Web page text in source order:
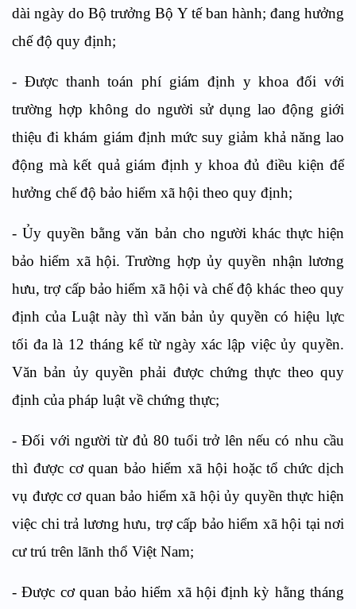
dài ngày do Bộ trưởng Bộ Y tế ban hành; đang hưởng
chế độ quy định;
- Được thanh toán phí giám định y khoa đối với
trường hợp không do người sử dụng lao động giới
thiệu đi khám giám định mức suy giảm khả năng lao
động mà kết quả giám định y khoa đủ điều kiện để
hưởng chế độ bảo hiểm xã hội theo quy định;
- Ủy quyền bằng văn bản cho người khác thực hiện
bảo hiểm xã hội. Trường hợp ủy quyền nhận lương
hưu, trợ cấp bảo hiểm xã hội và chế độ khác theo quy
định của Luật này thì văn bản ủy quyền có hiệu lực
tối đa là 12 tháng kể từ ngày xác lập việc ủy quyền.
Văn bản ủy quyền phải được chứng thực theo quy
định của pháp luật về chứng thực;
- Đối với người từ đủ 80 tuổi trở lên nếu có nhu cầu
thì được cơ quan bảo hiểm xã hội hoặc tổ chức dịch
vụ được cơ quan bảo hiểm xã hội ủy quyền thực hiện
việc chi trả lương hưu, trợ cấp bảo hiểm xã hội tại nơi
cư trú trên lãnh thổ Việt Nam;
- Được cơ quan bảo hiểm xã hội định kỳ hằng tháng